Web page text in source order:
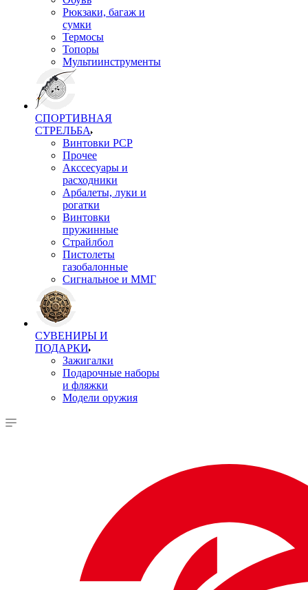
Рюкзаки, багаж и
сумки
Термосы
Топоры
Мультиинструменты
СПОРТИВНАЯ
СТРЕЛЬБА
Винтовки PCP
Прочее
Акссесуары и
расходники
Арбалеты, луки и
рогатки
Винтовки
пружинные
Страйлбол
Пистолеты
газобалонные
Сигнальное и ММГ
СУВЕНИРЫ И
ПОДАРКИ
Зажигалки
Подарочные наборы
и фляжки
Модели оружия